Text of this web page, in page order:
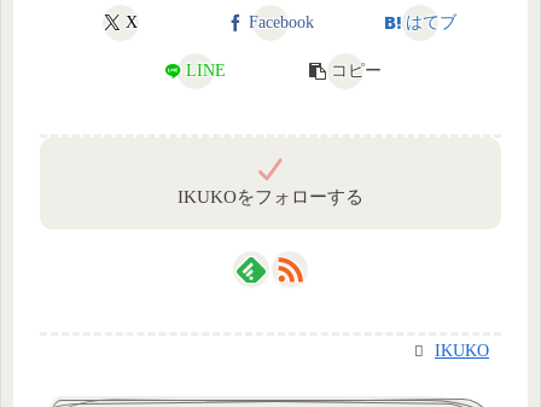
X Facebook はてブ
LINE コピー
IKUKOをフォローする
IKUKO